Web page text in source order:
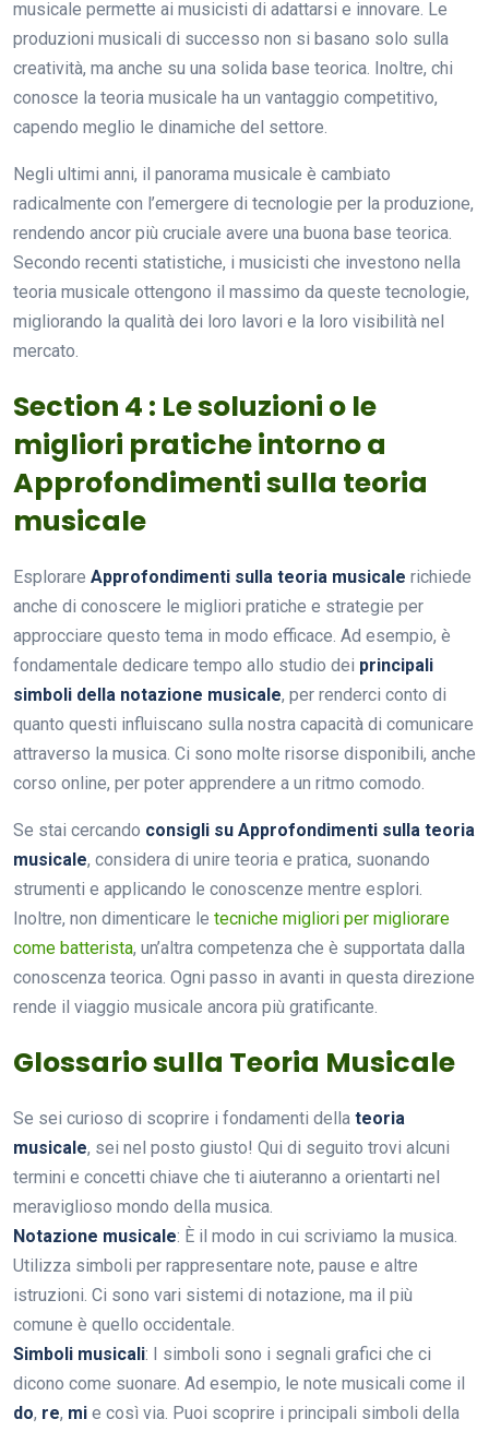
musicale permette ai musicisti di adattarsi e innovare. Le
produzioni musicali di successo non si basano solo sulla
creatività, ma anche su una solida base teorica. Inoltre, chi
conosce la teoria musicale ha un vantaggio competitivo,
capendo meglio le dinamiche del settore.
Negli ultimi anni, il panorama musicale è cambiato
radicalmente con l’emergere di tecnologie per la produzione,
rendendo ancor più cruciale avere una buona base teorica.
Secondo recenti statistiche, i musicisti che investono nella
teoria musicale ottengono il massimo da queste tecnologie,
migliorando la qualità dei loro lavori e la loro visibilità nel
mercato.
Section 4 : Le soluzioni o le
migliori pratiche intorno a
Approfondimenti sulla teoria
musicale
Esplorare Approfondimenti sulla teoria musicale richiede
anche di conoscere le migliori pratiche e strategie per
approcciare questo tema in modo efficace. Ad esempio, è
fondamentale dedicare tempo allo studio dei principali
simboli della notazione musicale, per renderci conto di
quanto questi influiscano sulla nostra capacità di comunicare
attraverso la musica. Ci sono molte risorse disponibili, anche
corso online, per poter apprendere a un ritmo comodo.
Se stai cercando consigli su Approfondimenti sulla teoria
musicale, considera di unire teoria e pratica, suonando
strumenti e applicando le conoscenze mentre esplori.
Inoltre, non dimenticare le tecniche migliori per migliorare
come batterista, un’altra competenza che è supportata dalla
conoscenza teorica. Ogni passo in avanti in questa direzione
rende il viaggio musicale ancora più gratificante.
Glossario sulla Teoria Musicale
Se sei curioso di scoprire i fondamenti della teoria
musicale, sei nel posto giusto! Qui di seguito trovi alcuni
termini e concetti chiave che ti aiuteranno a orientarti nel
meraviglioso mondo della musica.
Notazione musicale: È il modo in cui scriviamo la musica.
Utilizza simboli per rappresentare note, pause e altre
istruzioni. Ci sono vari sistemi di notazione, ma il più
comune è quello occidentale.
Simboli musicali: I simboli sono i segnali grafici che ci
dicono come suonare. Ad esempio, le note musicali come il
do, re, mi e così via. Puoi scoprire i principali simboli della